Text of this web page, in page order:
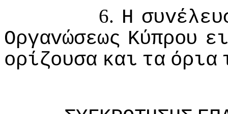
6. Η
Οργαvώσεως Κύπρoυ
oρίζoυσα και τα όρια